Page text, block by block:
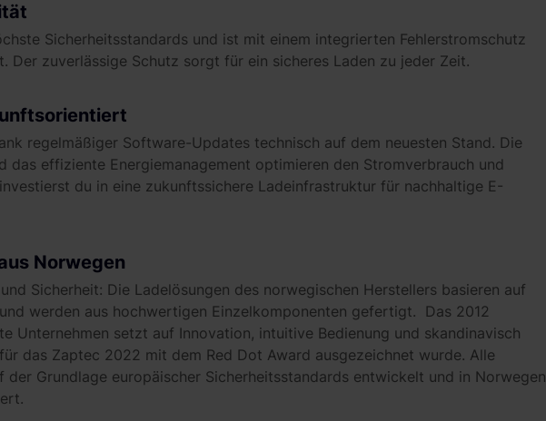
Sicherheitsstandards und ist mit einem integrierten Fehlerstromschutz
Der zuverlässige Schutz sorgt für ein sicheres Laden zu jeder Zeit.
regelmäßiger Software-Updates technisch auf dem neuesten Stand. Die
das effiziente Energiemanagement optimieren den Stromverbrauch und
du in eine zukunftssichere Ladeinfrastruktur für nachhaltige E-
Norwegen
Sicherheit: Die Ladelösungen des norwegischen Herstellers basieren auf
werden aus hochwertigen Einzelkomponenten gefertigt. Das 2012
Unternehmen setzt auf Innovation, intuitive Bedienung und skandinavisch
das Zaptec 2022 mit dem Red Dot Award ausgezeichnet wurde. Alle
der Grundlage europäischer Sicherheitsstandards entwickelt und in Norwegen